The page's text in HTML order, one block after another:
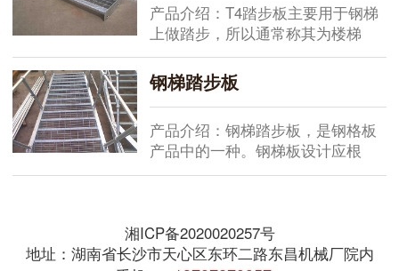
产品介绍：T4踏步板主要用于钢梯
上做踏步，所以通常称其为楼梯
踏...
钢梯踏步板
产品介绍：钢梯踏步板，是钢格板
产品中的一种。钢梯板设计应根
据...
湘ICP备2020020257号
地址：湖南省长沙市天心区东环二路东昌机械厂院内